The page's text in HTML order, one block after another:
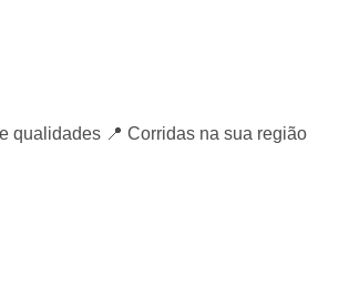
📍 Corridas na sua região